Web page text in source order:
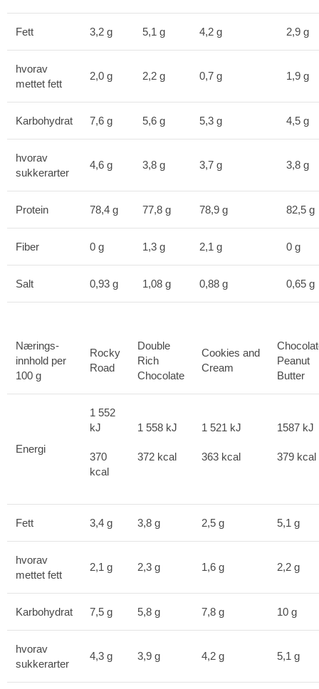
Fett 3,2 g 5,1 g 4,2 g 2,9 g
hvorav
mettet fett
2,0 g 2,2 g 0,7 g 1,9 g
Karbohydrat 7,6 g 5,6 g 5,3 g 4,5 g
hvorav
sukkerarter
4,6 g 3,8 g 3,7 g 3,8 g
Protein 78,4 g 77,8 g 78,9 g 82,5 g
Fiber 0 g 1,3 g 2,1 g 0 g
Salt 0,93 g 1,08 g 0,88 g 0,65 g
Nærings-
innhold per
100 g
Rocky
Road
Double
Rich
Chocolate
Cookies and
Cream
Peanut
Butter
Energi
1 552
kJ
370
kcal
1 558 kJ
372 kcal
1 521 kJ
363 kcal
1587 kJ
379 kcal
Fett 3,4 g 3,8 g 2,5 g 5,1 g
hvorav
mettet fett
2,1 g 2,3 g 1,6 g 2,2 g
Karbohydrat 7,5 g 5,8 g 7,8 g 10 g
hvorav
sukkerarter
4,3 g 3,9 g 4,2 g 5,1 g